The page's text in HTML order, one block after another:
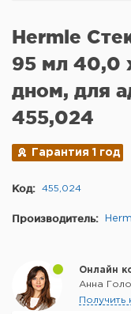
Hermle
95 мл 40,0
дном, для
455,024
Гарантия 1 год
Код: 455,024
Производитель:
Онлайн
Анна
Получить